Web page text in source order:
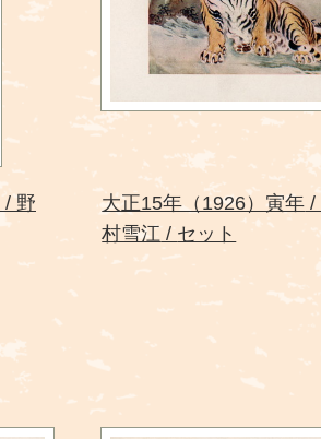
野
大正15年（1926）寅年
村雪江
セット